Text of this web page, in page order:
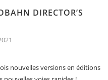
DIRECTOR’S
nouvelles versions en éditions